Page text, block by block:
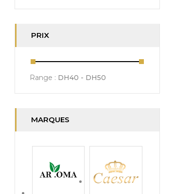
PRIX
Range : DH40 - DH50
MARQUES